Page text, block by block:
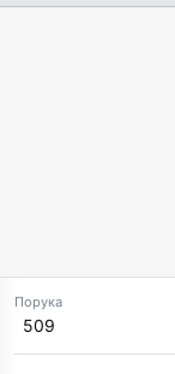
Порука
509